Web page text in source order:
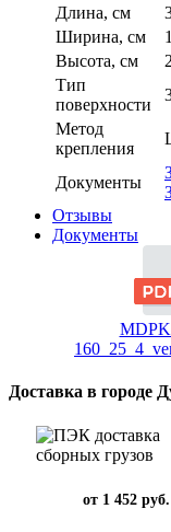
Длина, см
Ширина, см
Высота, см
Тип
поверхности
Метод
крепления
Документы
Отзывы
Документы
Доставка в городе
от 1 452 руб.